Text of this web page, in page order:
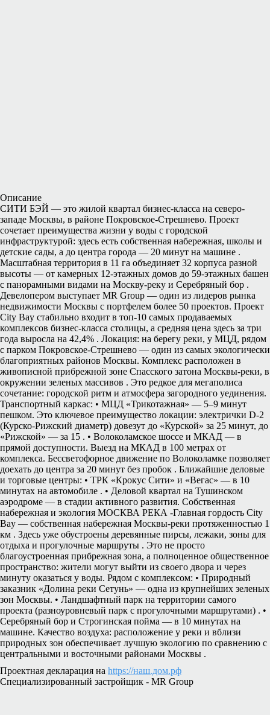
Описание
СИТИ БЭЙ — это жилой квартал бизнес-класса на северо-
западе Москвы, в районе Покровское-Стрешнево. Проект
сочетает преимущества жизни у воды с городской
инфраструктурой: здесь есть собственная набережная, школы и
детские сады, а до центра города — 20 минут на машине .
Масштабная территория в 11 га объединяет 32 корпуса разной
высоты — от камерных 12-этажных домов до 59-этажных башен
с панорамными видами на Москву-реку и Серебряный бор .
Девелопером выступает MR Group — один из лидеров рынка
недвижимости Москвы с портфелем более 50 проектов. Проект
City Bay стабильно входит в топ-10 самых продаваемых
комплексов бизнес-класса столицы, а средняя цена здесь за три
года выросла на 42,4% . Локация: на берегу реки, у МЦД, рядом
с парком Покровское-Стрешнево — один из самых экологически
благоприятных районов Москвы. Комплекс расположен в
живописной прибрежной зоне Спасского затона Москвы-реки, в
окружении зеленых массивов . Это редкое для мегаполиса
сочетание: городской ритм и атмосфера загородного уединения.
Транспортный каркас: • МЦД «Трикотажная» — 5–9 минут
пешком. Это ключевое преимущество локации: электрички D-2
(Курско-Рижский диаметр) довезут до «Курской» за 25 минут, до
«Рижской» — за 15 . • Волоколамское шоссе и МКАД — в
прямой доступности. Выезд на МКАД в 100 метрах от
комплекса. Бессветофорное движение по Волоколамке позволяет
доехать до центра за 20 минут без пробок . Ближайшие деловые
и торговые центры: • ТРК «Крокус Сити» и «Вегас» — в 10
минутах на автомобиле . • Деловой квартал на Тушинском
аэродроме — в стадии активного развития. Собственная
набережная и экология МОСКВА РЕКА -Главная гордость City
Bay — собственная набережная Москвы-реки протяженностью 1
км . Здесь уже обустроены деревянные пирсы, лежаки, зоны для
отдыха и прогулочные маршруты . Это не просто
благоустроенная прибрежная зона, а полноценное общественное
пространство: жители могут выйти из своего двора и через
минуту оказаться у воды. Рядом с комплексом: • Природный
заказник «Долина реки Сетунь» — одна из крупнейших зеленых
зон Москвы. • Ландшафтный парк на территории самого
проекта (разноуровневый парк с прогулочными маршрутами) . •
Серебряный бор и Строгинская пойма — в 10 минутах на
машине. Качество воздуха: расположение у реки и вблизи
природных зон обеспечивает лучшую экологию по сравнению с
центральными и восточными районами Москвы .
Проектная декларация на https://наш.дом.рф
Специализированный застройщик - MR Group